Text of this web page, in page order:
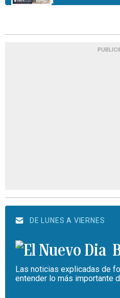
DE LUNES A VIERNES
Las noticias explicadas de
entender lo más importante